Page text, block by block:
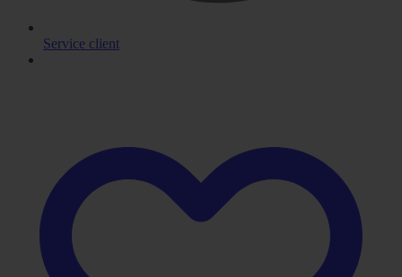
Service client